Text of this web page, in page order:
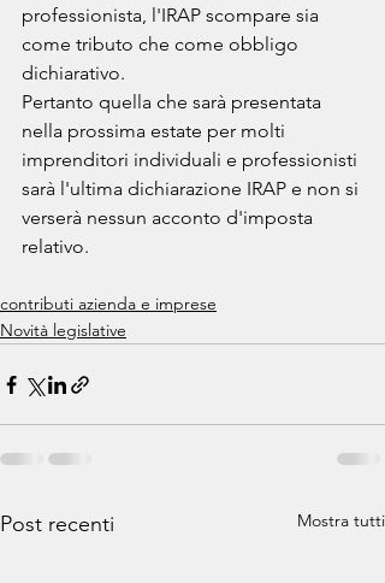
professionista, l'IRAP scompare sia
come tributo che come obbligo
dichiarativo.
Pertanto quella che sarà presentata
nella prossima estate per molti
imprenditori individuali e professionisti
sarà l'ultima dichiarazione IRAP e non si
verserà nessun acconto d'imposta
relativo.
contributi azienda e imprese
Novità legislative
Post recenti Mostra tutti